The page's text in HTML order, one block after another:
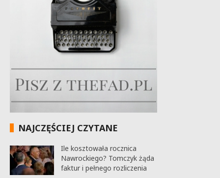
NAJCZĘŚCIEJ CZYTANE
Ile kosztowała rocznica
Nawrockiego? Tomczyk żąda
faktur i pełnego rozliczenia